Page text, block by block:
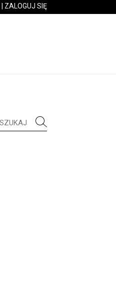
ZALOGUJ SIĘ